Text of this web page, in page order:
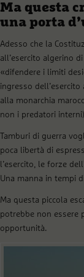
Ma questa
una porta
Adesso che la
all’esercito algerino
«difendere i limiti
ingresso
alla monarchia
non i predatori
Tamburi di guerra
poca libertà di
l’esercito, le forze
Una manna in tempi
Ma questa piccola
potrebbe non essere
opportunità.